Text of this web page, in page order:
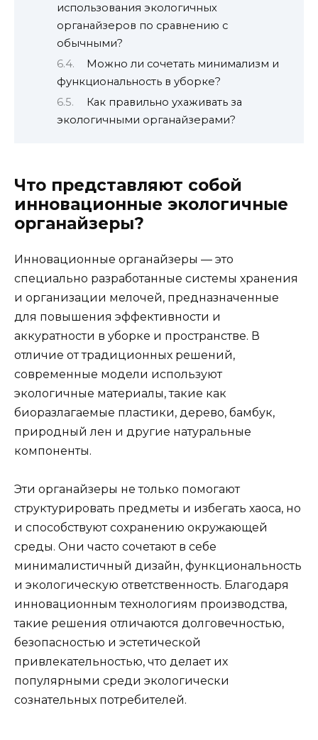
использования экологичных
органайзеров по сравнению с
обычными?
Можно ли сочетать минимализм и
функциональность в уборке?
Как правильно ухаживать за
экологичными органайзерами?
Что представляют собой
инновационные экологичные
органайзеры?
Инновационные органайзеры — это
специально разработанные системы хранения
и организации мелочей, предназначенные
для повышения эффективности и
аккуратности в уборке и пространстве. В
отличие от традиционных решений,
современные модели используют
экологичные материалы, такие как
биоразлагаемые пластики, дерево, бамбук,
природный лен и другие натуральные
компоненты.
Эти органайзеры не только помогают
структурировать предметы и избегать хаоса, но
и способствуют сохранению окружающей
среды. Они часто сочетают в себе
минималистичный дизайн, функциональность
и экологическую ответственность. Благодаря
инновационным технологиям производства,
такие решения отличаются долговечностью,
безопасностью и эстетической
привлекательностью, что делает их
популярными среди экологически
сознательных потребителей.